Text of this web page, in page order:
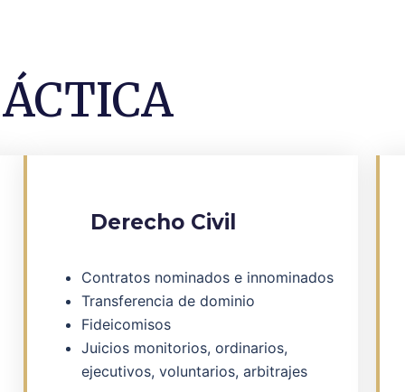
Derecho Civil
Contratos nominados e innominados
Transferencia de dominio
Fideicomisos
Juicios monitorios, ordinarios,
ejecutivos, voluntarios, arbitrajes